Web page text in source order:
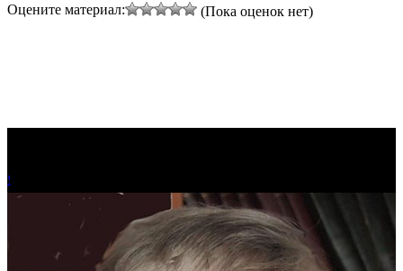
Оцените материал: (Пока оценок нет)
!